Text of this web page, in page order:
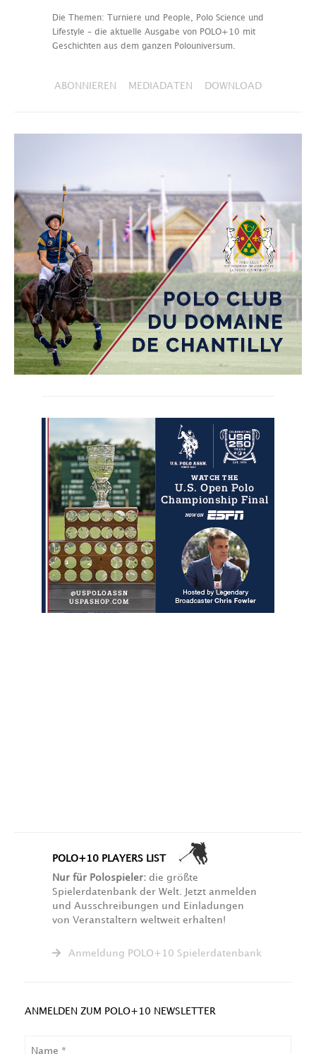
Die Themen: Turniere und People, Polo Science und
Lifestyle – die aktuelle Ausgabe von POLO+10 mit
Geschichten aus dem ganzen Polouniversum.
ABONNIEREN MEDIADATEN DOWNLOAD
POLO+10 PLAYERS LIST
Nur für Polospieler: die größte
Spielerdatenbank der Welt. Jetzt anmelden
und Ausschreibungen und Einladungen
von Veranstaltern weltweit erhalten!
Anmeldung POLO+10 Spielerdatenbank
ANMELDEN ZUM POLO+10 NEWSLETTER